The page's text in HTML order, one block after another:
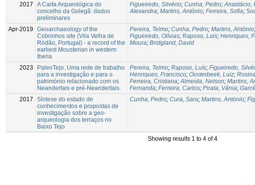
2017
A Carta Arqueológica do
concelho da Golegã: dados
preliminares
Figueiredo, Silvério; Cunha, Pedro;Anastácio,
Alexandra; Martins, António; Ferreira, Sofia;
Apr-2019
Geoarchaeology of the
Cobrinhos site (Vila Velha de
Ródão, Portugal) - a record of the
earliest Mousterian in western
Iberia
Pereira, Telmo; Cunha, Pedro; Martins, António;
Figueiredo, Olívias; Raposo, Luis; Henriques,
Moura; Bridgland, David
2023
PaleoTejo. Uma rede de trabalho
para a investigação e para o
património relacionado com os
Neandertais e pré-Neandertais.
Pereira, Telmo; Raposo, Luís; Figueiredo,
Henriques, Francisco; Oosterbeek, Luiz;
Ferreira, Cristiana;Almeida, Nelson; Martins,
Fernanda; Ferreira, Carlos; Pirata, Vânia;
2017
Síntese do estado de
conhecimentos e propostas de
investigação sobre a geo-
arqueologia dos terraços no
Baixo Tejo
Cunha, Pedro; Cura, Sara; Martins, António;
Showing results 1 to 4 of 4